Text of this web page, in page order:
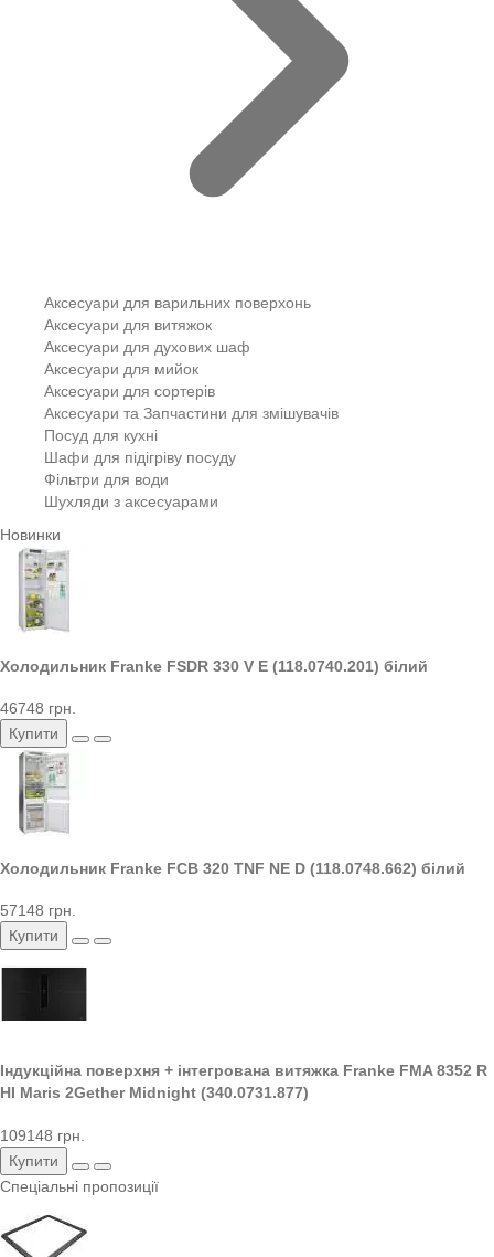
Аксесуари для варильних поверхонь
Аксесуари для витяжок
Аксесуари для духових шаф
Аксесуари для мийок
Аксесуари для сортерів
Аксесуари та Запчастини для змішувачів
Посуд для кухні
Шафи для підігріву посуду
Фільтри для води
Шухляди з аксесуарами
Новинки
Холодильник Franke FSDR 330 V E (118.0740.201) білий
46748 грн.
Купити
Холодильник Franke FCB 320 TNF NE D (118.0748.662) білий
57148 грн.
Купити
Індукційна поверхня + інтегрована витяжка Franke FMA 8352 R
HI Maris 2Gether Midnight (340.0731.877)
109148 грн.
Купити
Спеціальні пропозиції